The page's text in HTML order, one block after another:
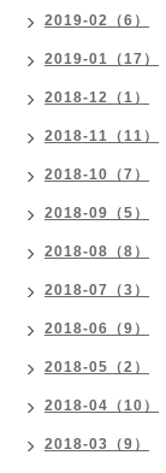
2019-02（6）
2019-01（17）
2018-12（1）
2018-11（11）
2018-10（7）
2018-09（5）
2018-08（8）
2018-07（3）
2018-06（9）
2018-05（2）
2018-04（10）
2018-03（9）